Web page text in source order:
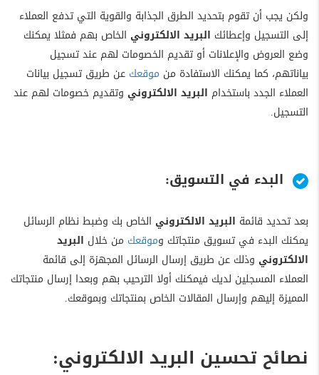
ولكن يجب أن تقوم بتحديد الطرق الجذابة والقوية التي تدفع العملاء
إلى التسجيل وإعطائك البريد الالكتروني الخاص بهم فمثلا يمكنك
وضع العروض والإعلانات أو تقديم الخصومات لهم عند تسجيل
بياناتهم، كما يمكنك الاستفادة من موقعك عن طريق تسجيل بيانات
العملاء الجدد باستخدام البريد الالكتروني وتقديم خصومات لهم عند
التسجيل.
البدء في التسويق:
بعد تحديد قائمة البريد الالكتروني الخاص بك وضبط نظام الرسائل
يمكنك البدء في تسويق منتجاتك وموقعك من خلال البريد
الالكتروني وذلك عن طريق إرسال الرسائل المجهزة إلى قائمة
العملاء المسجلين لديك فيمكنك أولا الترحيب بهم وبعدا إرسال منتجاتك
المميزة إليهم وإرسال المقالات الخاص بمنتجاتك وبموقعك.
نصائح تحسين البريد الالكتروني: